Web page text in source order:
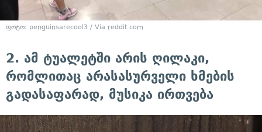
ფოტო: penguinsarecool3 / Via reddit.com
2. ამ ტუალეტში არის ღილაკი,
რომლითაც არასასურველი ხმების
გადასაფარად, მუსიკა ირთვება